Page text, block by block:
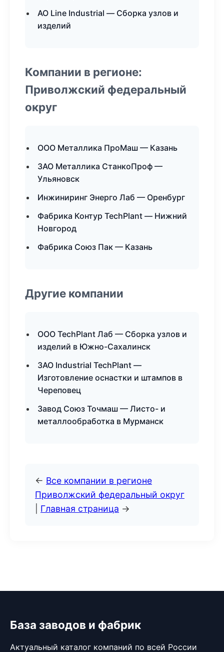
АО Line Industrial — Сборка узлов и
изделий
Компании в регионе:
Приволжский федеральный
округ
ООО Металлика ПроМаш — Казань
ЗАО Металлика СтанкоПроф —
Ульяновск
Инжиниринг Энерго Лаб — Оренбург
Фабрика Контур TechPlant — Нижний
Новгород
Фабрика Союз Пак — Казань
Другие компании
ООО TechPlant Лаб — Сборка узлов и
изделий в Южно-Сахалинск
ЗАО Industrial TechPlant —
Изготовление оснастки и штампов в
Череповец
Завод Союз Точмаш — Листо- и
металлообработка в Мурманск
← Все компании в регионе
Приволжский федеральный округ
Главная страница →
База заводов и фабрик
Актуальный каталог компаний по всей России